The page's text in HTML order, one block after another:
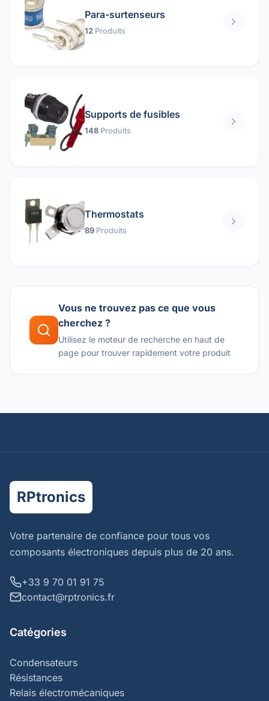
Para-surtenseurs
12 Produits
Supports de fusibles
148 Produits
Thermostats
89 Produits
Vous ne trouvez pas ce que vous
cherchez ?
Utilisez le moteur de recherche en haut de
page pour trouver rapidement votre produit
RPtronics
Votre partenaire de confiance pour tous vos
composants électroniques depuis plus de 20 ans.
+33 9 70 01 91 75
contact@rptronics.fr
Catégories
Condensateurs
Résistances
Relais électromécaniques